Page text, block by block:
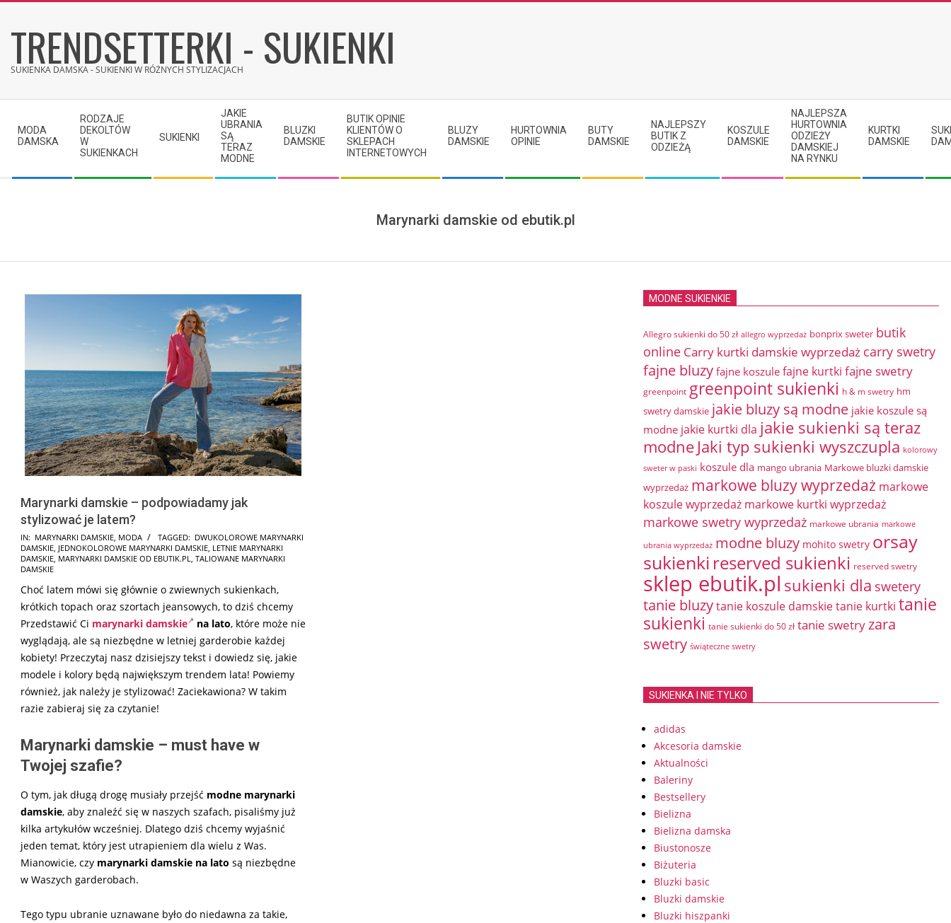
content
TRENDSETTERKI - SUKIENKI
SUKIENKA DAMSKA - SUKIENKI W RÓŻNYCH STYLIZACJACH
Navigation
Menu
MODA
DAMSKA
RODZAJE
DEKOLTÓW
W
SUKIENKACH
SUKIENKI
JAKIE
UBRANIA
SĄ
TERAZ
MODNE
BLUZKI
DAMSKIE
BUTIK OPINIE
KLIENTÓW O
SKLEPACH
INTERNETOWYCH
BLUZY
DAMSKIE
HURTOWNIA
OPINIE
BUTY
DAMSKIE
NAJLEPSZY
BUTIK Z
ODZIEŻĄ
KOSZULE
DAMSKIE
NAJLEPSZA
HURTOWNIA
ODZIEŻY
DAMSKIEJ
NA RYNKU
KURTKI
DAMSKIE
Marynarki damskie od ebutik.pl
Marynarki damskie – podpowiadamy jak
stylizować je latem?
2026-
06-
15
IN: MARYNARKI DAMSKIE MODA TAGGED: DWUKOLOROWE MARYNARKI
DAMSKIE JEDNOKOLOROWE MARYNARKI DAMSKIE LETNIE MARYNARKI
DAMSKIE MARYNARKI DAMSKIE OD EBUTIK.PL
TALIOWANE MARYNARKI
DAMSKIE
Choć latem mówi się głównie o zwiewnych sukienkach,
krótkich topach oraz szortach jeansowych, to dziś chcemy
Przedstawić Ci marynarki damskie na lato, które może nie
wyglądają, ale są niezbędne w letniej garderobie każdej
kobiety! Przeczytaj nasz dzisiejszy tekst i dowiedz się, jakie
modele i kolory będą największym trendem lata! Powiemy
również, jak należy je stylizować! Zaciekawiona? W takim
razie zabieraj się za czytanie!
Marynarki damskie – must have w
Twojej szafie?
O tym, jak długą drogę musiały przejść modne marynarki
damskie, aby znaleźć się w naszych szafach, pisaliśmy już
kilka artykułów wcześniej. Dlatego dziś chcemy wyjaśnić
jeden temat, który jest utrapieniem dla wielu z Was.
Mianowicie, czy marynarki damskie na lato są niezbędne
w Waszych garderobach.
Tego typu ubranie uznawane było do niedawna za takie,
MODNE SUKIENKIE
Allegro sukienki do 50 zł allegro wyprzedaż bonprix sweter butik
online Carry kurtki damskie wyprzedaż carry swetry
fajne bluzy fajne koszule fajne kurtki fajne swetry
greenpoint greenpoint sukienki h & m swetry hm
swetry damskie jakie bluzy są modne jakie koszule są
modne jakie kurtki dla jakie sukienki są teraz
modneJaki typ sukienki wyszczupla kolorowy
sweter w paski koszule dla mango ubrania Markowe bluzki damskie
wyprzedaż markowe bluzy wyprzedaż markowe
koszule wyprzedaż markowe kurtki wyprzedaż
markowe swetry wyprzedaż markowe ubrania markowe
ubrania wyprzedaż modne bluzy mohito swetry orsay
sukienki reserved sukienki reserved swetry
sklep ebutik.pl sukienki dla swetery
tanie bluzytanie koszule damskietanie kurtki tanie
sukienki tanie sukienki do 50 zł tanie swetryzara
swetry świąteczne swetry
SUKIENKA I NIE TYLKO
adidas
Akcesoria damskie
Aktualności
Baleriny
Bestsellery
Bielizna
Bielizna damska
Biustonosze
Biżuteria
Bluzki basic
Bluzki damskie
Bluzki hiszpanki